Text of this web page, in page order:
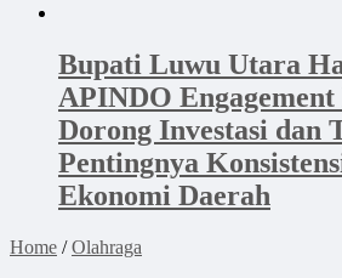
Bupati Luwu Utara
APINDO
Dorong Investasi dan
Pentingnya
Ekonomi Daerah
Home /Olahraga